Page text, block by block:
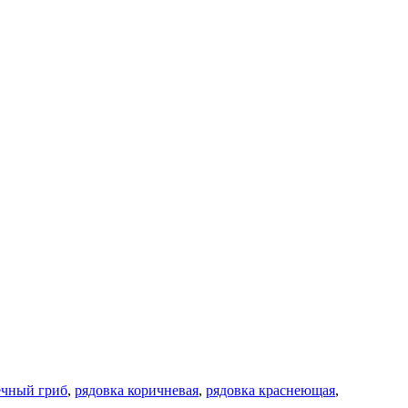
гриб, рядовка коричневая, рядовка краснеющая,